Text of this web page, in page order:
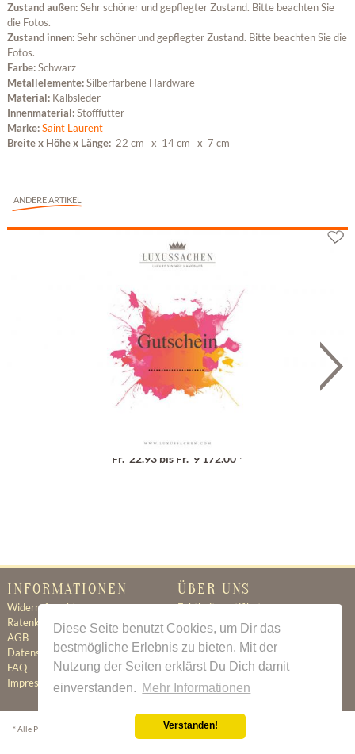
Diese Seite benutzt Cookies, um Dir das
bestmögliche Erlebnis zu bieten. Mit der
Nutzung der Seiten erklärst Du Dich damit
einverstanden. Mehr Informationen
Verstanden!
Zustand außen:Sehr schöner und gepflegter Zustand. Bitte beachten Sie
die Fotos.
Zustand innen:Sehr schöner und gepflegter Zustand. Bitte beachten Sie die
Fotos.
Farbe:Schwarz
Metallelemente:Silberfarbene Hardware
Material: Kalbsleder
Innenmaterial:Stofffutter
Marke:Saint Laurent
Breite x Höhe x Länge: 22 cm x 14 cm x 7 cm
ANDERE ARTIKEL
Geschenkgutschein
Fr. 22.93 bis Fr. 9'172.00 *
INFORMATIONEN
Widerrufsrecht
Ratenkauf
AGB
Datenschutz
FAQ
Impressum
ÜBER UNS
Echtheitszertifikat
Ratenkauf
Newsletter
Kontakt
Jobs
* Alle Preise inkl. gesetzl. Mehrwertsteuer zzgl.Versandkosten